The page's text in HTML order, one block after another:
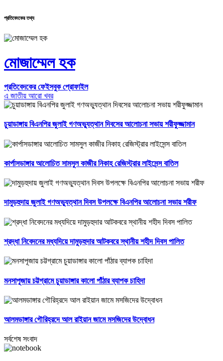
প্রতিবেদকের তথ্য
মোজাম্মেল হক
প্রতিবেদকের ফেইসবুক প্রোফাইল
এ জাতীয় আরো খবর
চুয়াডাঙ্গায় বিএনপির জুলাই গণঅভ্যুত্থান দিবসের আলোচনা সভায় শরীফুজ্জামান
কার্পাসডাঙ্গার আলোচিত সামসুল কাজীর নিকাহ রেজিস্ট্রার লাইসেন্স বাতিল
দামুড়হুদায় জুলাই গণঅভ্যুত্থান দিবস উপলক্ষে বিএনপির আলোচনা সভায় শরীফ
শ্রদ্ধা নিবেদনের মধ্যদিয়ে দামুড়হুদার আটকবরে স্থানীয় শহীদ দিবস পালিত
মনসাপূজায় চট্টগ্রামে চুয়াডাঙ্গার কালো পাঁঠার ব্যাপক চাহিদা
আলমডাঙ্গার গৌরিহ্রদে আল রাইয়ান জামে মসজিদের উদ্বোধন
সর্বশেষ সংবাদ